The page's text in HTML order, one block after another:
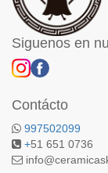
Siguenos en
Contácto
997502099
+51 651 0736